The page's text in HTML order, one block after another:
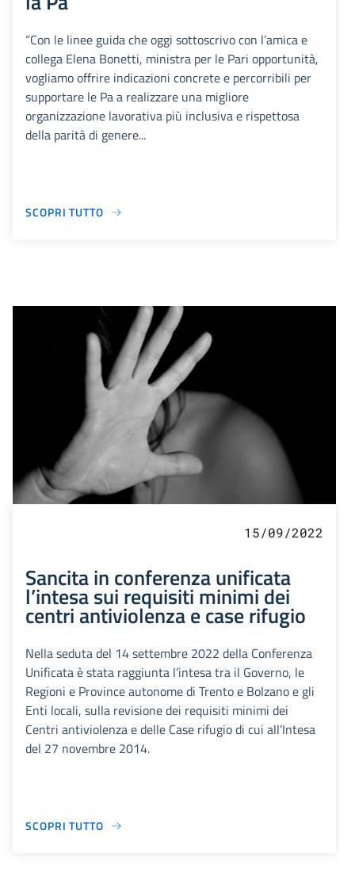
“Con le linee guida che oggi sottoscrivo con l’amica e
collega Elena Bonetti, ministra per le Pari opportunità,
vogliamo offrire indicazioni concrete e percorribili per
supportare le Pa a realizzare una migliore
organizzazione lavorativa più inclusiva e rispettosa
della parità di genere...
SCOPRI TUTTO
15/09/2022
Sancita in conferenza unificata
l’intesa sui requisiti minimi dei
centri antiviolenza e case rifugio
Nella seduta del 14 settembre 2022 della Conferenza
Unificata è stata raggiunta l’intesa tra il Governo, le
Regioni e Province autonome di Trento e Bolzano e gli
Enti locali, sulla revisione dei requisiti minimi dei
Centri antiviolenza e delle Case rifugio di cui all’Intesa
del 27 novembre 2014.
SCOPRI TUTTO